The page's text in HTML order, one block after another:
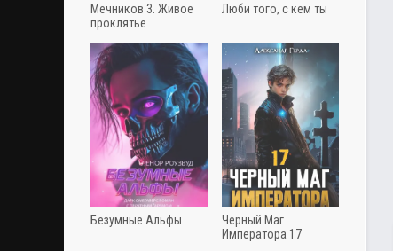
Мечников 3. Живое
проклятье
Люби того, с кем ты
Безумные Альфы
Черный Маг
Императора 17